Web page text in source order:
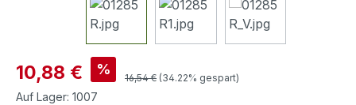
Verkaufspreis:
10,88 € % Regulärer Preis:
16,54 € (34.22% gespart)
Auf Lager: 1007